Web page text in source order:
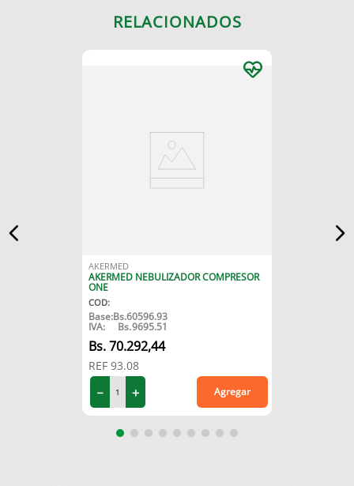
RELACIONADOS
AKERMED
AKERMED NEBULIZADOR COMPRESOR
ONE
COD:
Base:Bs.60596.93
IVA: Bs.9695.51
70.292,44
REF 93.08
＋
－ Agregar